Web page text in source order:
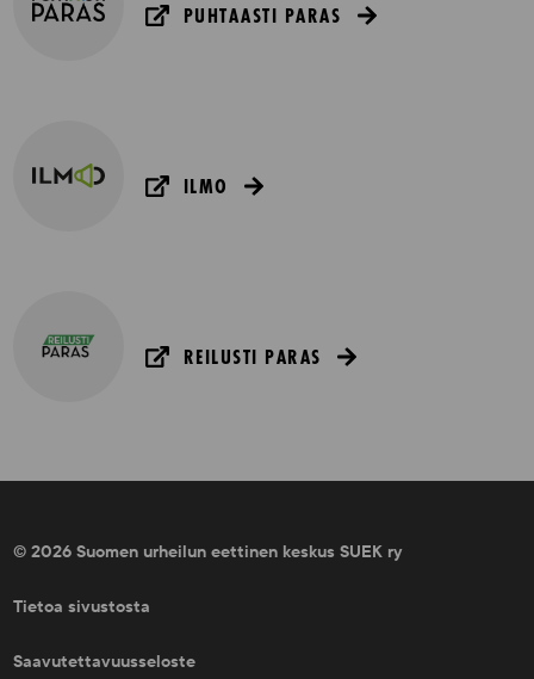
PUHTAASTI PARAS
ILMO
REILUSTI PARAS
© 2026 Suomen urheilun eettinen keskus SUEK ry
Tietoa sivustosta
Saavutettavuusseloste